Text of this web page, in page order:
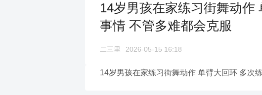
14岁男孩在家练习街舞动作
事情 不管多难都会克服
二三里 2026-05-15 16:18
14岁男孩在家练习街舞动作 单臂大回环 多次